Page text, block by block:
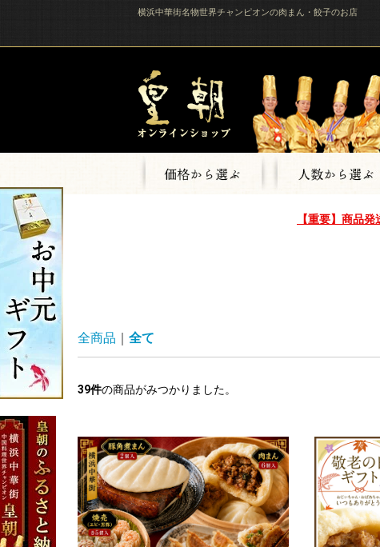
横浜中華街名物世界チャンピオンの肉まん・餃子のお店
【重要】商品
全商品 全て
39件の商品がみつかりました。